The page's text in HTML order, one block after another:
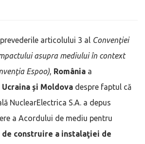
articolului 3 al Convenţiei
asupra mediului în context
Espoo), România a
și Moldova despre faptul că
NuclearElectrica S.A. a depus
a Acordului de mediu pentru
de construire a instalaţiei de